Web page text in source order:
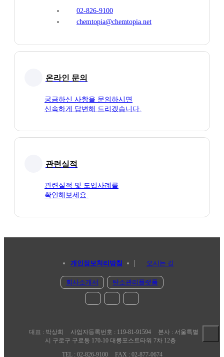
02-826-9100
chemtopia@chemtopia.net
온라인 문의
궁금하신 사항을 문의하시면
신속하게 답변해 드리겠습니다.
관련실적
관련실적 및 도입사례를
확인해보세요.
개인정보처리방침 오시는 길
회사소개서 탄소관리플랫폼
대표 : 박상희 사업자등록번호 : 119-81-91594
본사 : 서울특별
시 구로구 구로동 170-10 대륭포스트타워 7차 12층
TEL : 02-826-9100
FAX : 02-877-0674